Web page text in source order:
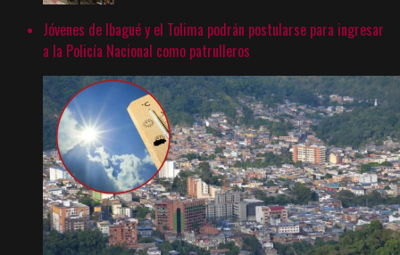
Jóvenes de Ibagué y el Tolima podrán postularse para ingresar
a la Policía Nacional como patrulleros